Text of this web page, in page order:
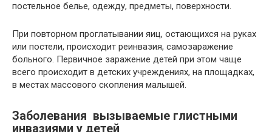
постельное белье, одежду, предметы, поверхности.
При повторном проглатывании яиц, остающихся на руках
или постели, происходит реинвазия, самозаражение
больного. Первичное заражение детей при этом чаще
всего происходит в детских учреждениях, на площадках,
в местах массового скопления малышей.
Заболевания вызываемые глистными
инвазиями у детей